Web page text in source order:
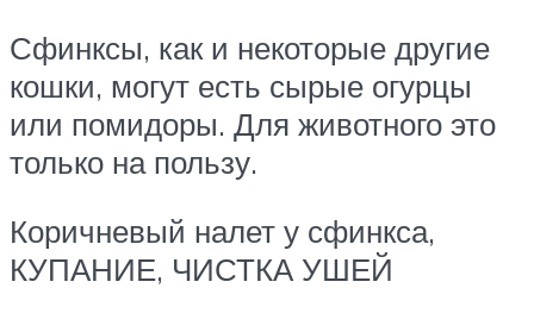
Сфинксы, как и некоторые другие
кошки, могут есть сырые огурцы
или помидоры. Для животного это
только на пользу.
Коричневый налет у сфинкса,
КУПАНИЕ, ЧИСТКА УШЕЙ